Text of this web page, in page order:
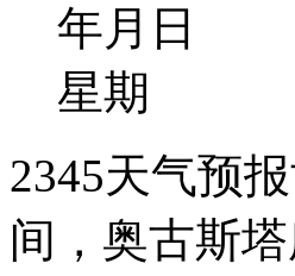
年 月 日
星期
2345天气预
间，奥古斯